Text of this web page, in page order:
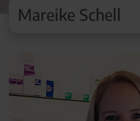
Mareike Schell